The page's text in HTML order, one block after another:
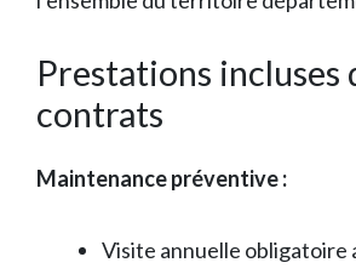
Prestations incluses
contrats
Maintenance préventive :
Visite annuelle obligatoire